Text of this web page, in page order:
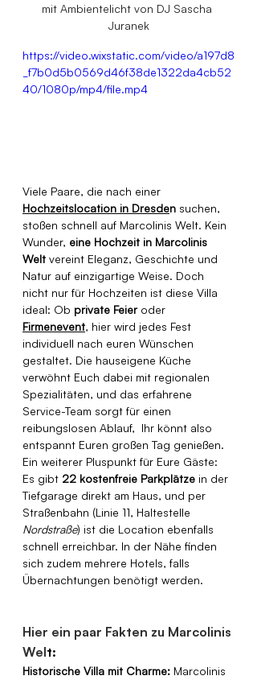
mit Ambientelicht von DJ Sascha
Juranek
https://video.wixstatic.com/video/a197d8
_f7b0d5b0569d46f38de1322da4cb52
40/1080p/mp4/file.mp4
Viele Paare, die nach einer
Hochzeitslocation in Dresden suchen,
stoßen schnell auf Marcolinis Welt. Kein
Wunder, eine Hochzeit in Marcolinis
Welt vereint Eleganz, Geschichte und
Natur auf einzigartige Weise. Doch
nicht nur für Hochzeiten ist diese Villa
ideal: Ob private Feier oder
Firmenevent, hier wird jedes Fest
individuell nach euren Wünschen
gestaltet. Die hauseigene Küche
verwöhnt Euch dabei mit regionalen
Spezialitäten, und das erfahrene
Service-Team sorgt für einen
reibungslosen Ablauf,  Ihr könnt also
entspannt Euren großen Tag genießen.
Ein weiterer Pluspunkt für Eure Gäste:
Es gibt 22 kostenfreie Parkplätze in der
Tiefgarage direkt am Haus, und per
Straßenbahn (Linie 11, Haltestelle
Nordstraße) ist die Location ebenfalls
schnell erreichbar. In der Nähe finden
sich zudem mehrere Hotels, falls
Übernachtungen benötigt werden.
Hier ein paar Fakten zu Marcolinis
Welt:
Historische Villa mit Charme: Marcolinis